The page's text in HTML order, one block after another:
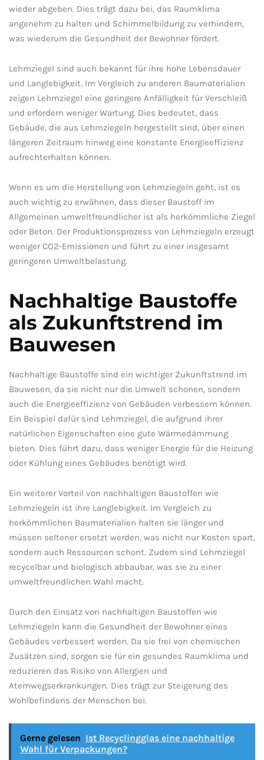
wieder‍ abgeben. ‍Dies trägt dazu⁢ bei, ⁢das Raumklima​
angenehm zu halten und⁢ Schimmelbildung zu verhindern,⁣
was⁣ wiederum ⁣die Gesundheit der ⁢Bewohner fördert.
Lehmziegel sind auch bekannt für⁤ ihre hohe ⁤Lebensdauer
und​ Langlebigkeit. Im Vergleich zu ⁣anderen Baumaterialien‍
zeigen⁤ Lehmziegel eine geringere Anfälligkeit für Verschleiß
und⁣ erfordern weniger ⁤Wartung. Dies​ bedeutet, dass
Gebäude, die aus Lehmziegeln hergestellt sind, über einen
längeren⁤ Zeitraum hinweg eine konstante⁤ Energieeffizienz
aufrechterhalten können.
Wenn es um die Herstellung von Lehmziegeln ​geht, ist ⁣es
⁢auch⁢ wichtig ⁢zu erwähnen, ‍dass ⁢dieser Baustoff⁣ im
Allgemeinen umweltfreundlicher ist als herkömmliche ⁢Ziegel
oder Beton. Der Produktionsprozess von Lehmziegeln erzeugt‌
weniger CO2-Emissionen und führt zu einer insgesamt
geringeren Umweltbelastung.
Nachhaltige Baustoffe
als Zukunftstrend im
Bauwesen
Nachhaltige ‍Baustoffe sind⁤ ein wichtiger Zukunftstrend im
⁢Bauwesen,⁣ da sie nicht⁤ nur die ‍Umwelt schonen, sondern
auch die Energieeffizienz‌ von Gebäuden⁤ verbessern können.‍
Ein Beispiel ‌dafür sind Lehmziegel, ​die aufgrund ihrer
natürlichen Eigenschaften eine⁤ gute ‍Wärmedämmung
bieten. Dies führt dazu,​ dass weniger ⁢Energie‌ für die Heizung⁤
oder Kühlung eines Gebäudes benötigt wird.
Ein ​weiterer Vorteil von⁤ nachhaltigen ‌Baustoffen wie
‌Lehmziegeln ist ihre Langlebigkeit. ​Im Vergleich zu
herkömmlichen Baumaterialien​ halten sie länger​ und‍
müssen seltener ersetzt werden, was nicht nur Kosten ‍spart,
⁤sondern auch Ressourcen schont. Zudem⁤ sind Lehmziegel
⁢recycelbar und biologisch abbaubar,⁣ was sie zu einer
umweltfreundlichen Wahl macht.
Durch ⁤den Einsatz von nachhaltigen ‌Baustoffen wie
Lehmziegeln⁣ kann die Gesundheit der Bewohner eines
Gebäudes verbessert werden. Da sie frei von chemischen
Zusätzen⁤ sind,​ sorgen sie für ein gesundes Raumklima und
reduzieren das Risiko von Allergien und
Atemwegserkrankungen. Dies trägt zur‍ Steigerung des
Wohlbefindens der Menschen bei.
Gerne gelesen Ist Recyclingglas eine nachhaltige
Wahl für Verpackungen?